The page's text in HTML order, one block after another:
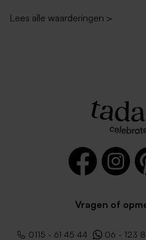
Lees alle waarderingen >
Vragen of
0115 - 61 45 44 06 - 123